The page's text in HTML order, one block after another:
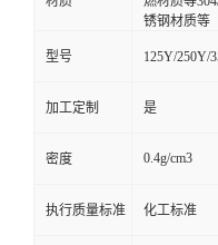
锈钢材质等
型号 125Y/250Y/
加工定制 是
密度 0.4g/cm3
执行质量标准 化工标准